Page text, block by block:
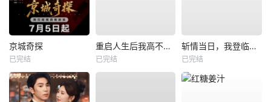
京城奇探
已完结
重启人生后我高不可攀
已完结
斩情当日，我登临至高
已完结